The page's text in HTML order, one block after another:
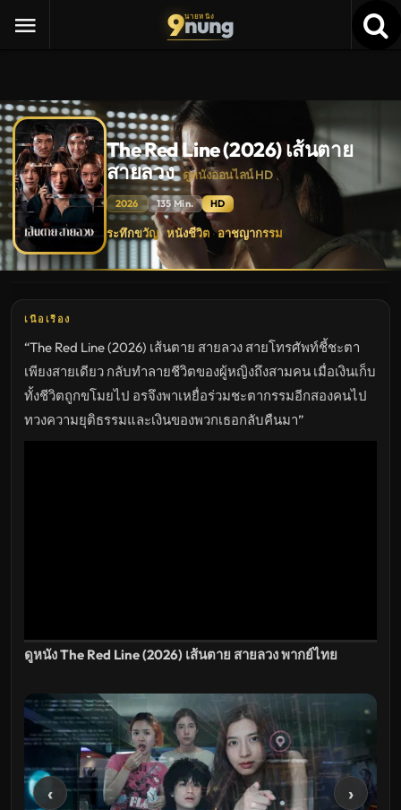
9นายหนัง
nung
The Red Line (2026) เส้นตาย
สายลวง ดูหนังออนไลน์ HD
2026 135 Min. HD
The
Red
(2026)
สาย
หนัง
ใหม่
พากย์
ไทย
ซับ
ไทย
เต็ม
เรื่อง
ระทึกขวัญ · หนังชีวิต · อาชญากรรม
เนื้อเรื่อง
“The Red Line (2026) เส้นตาย สายลวง สายโทรศัพท์ชี้ชะตา
เพียงสายเดียว กลับทำลายชีวิตของผู้หญิงถึงสามคน เมื่อเงินเก็บ
ทั้งชีวิตถูกขโมยไป อรจึงพาเหยื่อร่วมชะตากรรมอีกสองคนไป
ทวงความยุติธรรมและเงินของพวกเธอกลับคืนมา”
ดูหนัง The Red Line (2026) เส้นตาย สายลวง พากย์ไทย
‹ ›